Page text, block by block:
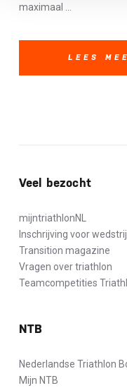
maximaal ...
LEES
Veel bezocht
mijntriathlonNL
Inschrijving voor
Transition magazine
Vragen over triathlon
Teamcompetities
NTB
Nederlandse Triathlon
Mijn NTB